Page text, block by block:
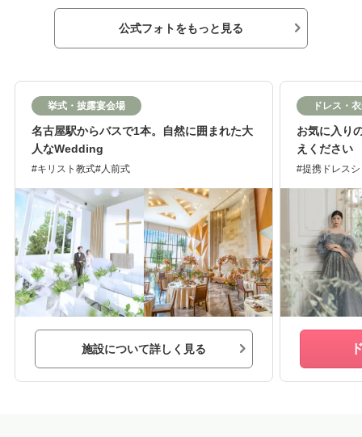
公式フォトをもっと見る
挙式・披露宴会場
名古屋駅からバスで1本。自然に囲まれた大
人なWedding
キリスト教式 人前式
施設について詳しく見る
ドレス・
お気に入り
えください
提携ドレス